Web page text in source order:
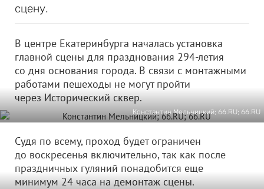
сцену.
В центре Екатеринбурга началась установка
главной сцены для празднования 294-летия
со дня основания города. В связи с монтажными
работами пешеходы не могут пройти
через Исторический сквер.
Константин Мельницкий; 66.RU; 66.RU
Судя по всему, проход будет ограничен
до воскресенья включительно, так как после
праздничных гуляний понадобится еще
минимум 24 часа на демонтаж сцены.